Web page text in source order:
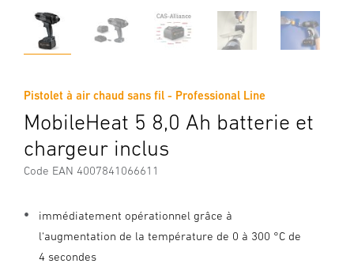
Pistolet à air chaud sans fil - Professional Line
MobileHeat 5 8,0 Ah batterie et
chargeur inclus
Code EAN 4007841066611
immédiatement opérationnel grâce à
l‘augmentation de la température de 0 à 300 °C de
4 secondes